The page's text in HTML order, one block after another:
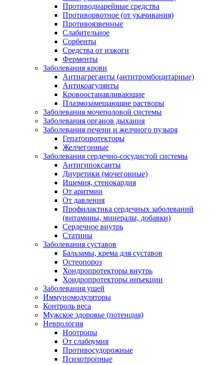
Противодиарейные средства
Противорвотное (от укачивания)
Противоязвенные
Слабительное
Сорбенты
Средства от изжоги
Ферменты
Заболевания крови
Антиагреганты (антитромбоцитарные)
Антикоагулянты
Кровоостанавливающие
Плазмозамещающие растворы
Заболевания мочеполовой системы
Заболевания органов дыхания
Заболевания печени и желчного пузыря
Гепатопротекторы
Желчегонные
Заболевания сердечно-сосудистой системы
Антигипоксанты
Диуретики (мочегонные)
Ишемия, стенокардия
От аритмии
От давления
Профилактика сердечных заболеваний
(витамины, минералы, добавки)
Сердечное внутрь
Статины
Заболевания суставов
Бальзамы, крема для суставов
Остеопороз
Хондропротекторы внутрь
Хондропротекторы инъекции
Заболевания ушей
Иммуномодуляторы
Контроль веса
Мужское здоровье (потенция)
Неврология
Ноотропы
От слабоумия
Противосудорожные
Психотропные